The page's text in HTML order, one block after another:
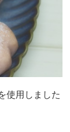
使用しました